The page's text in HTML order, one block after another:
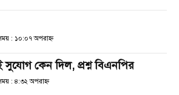
: ১০:০৭ অপরাহ্ণ
কেন দিল, প্রশ্ন বিএনপির
: ৪:৩২ অপরাহ্ণ